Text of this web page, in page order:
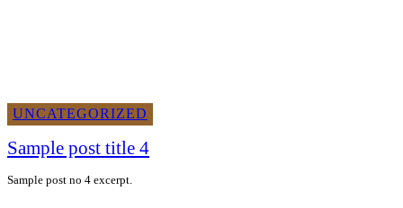
UNCATEGORIZED
Sample post title 4
Sample post no 4 excerpt.